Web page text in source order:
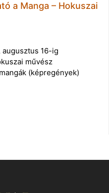
a Manga – Hokuszai
16-ig
művész
(képregények)